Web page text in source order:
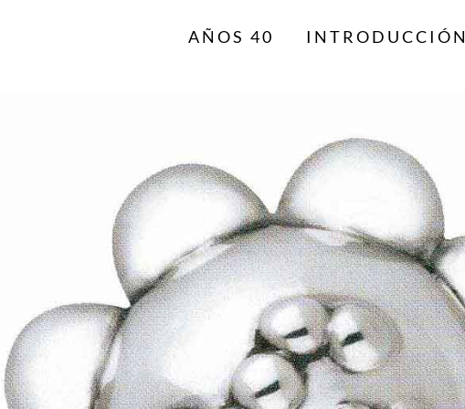
AÑOS 40 INTRODUCCIÓN